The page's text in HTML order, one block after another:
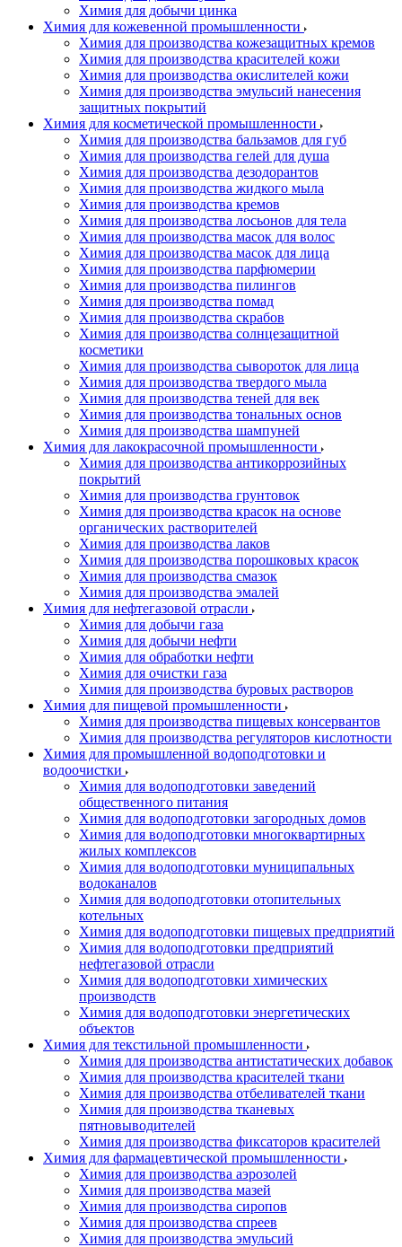
Химия для добычи цинка
Химия для кожевенной промышленности
Химия для производства кожезащитных кремов
Химия для производства красителей кожи
Химия для производства окислителей кожи
Химия для производства эмульсий нанесения
защитных покрытий
Химия для косметической промышленности
Химия для производства бальзамов для губ
Химия для производства гелей для душа
Химия для производства дезодорантов
Химия для производства жидкого мыла
Химия для производства кремов
Химия для производства лосьонов для тела
Химия для производства масок для волос
Химия для производства масок для лица
Химия для производства парфюмерии
Химия для производства пилингов
Химия для производства помад
Химия для производства скрабов
Химия для производства солнцезащитной
косметики
Химия для производства сывороток для лица
Химия для производства твердого мыла
Химия для производства теней для век
Химия для производства тональных основ
Химия для производства шампуней
Химия для лакокрасочной промышленности
Химия для производства антикоррозийных
покрытий
Химия для производства грунтовок
Химия для производства красок на основе
органических растворителей
Химия для производства лаков
Химия для производства порошковых красок
Химия для производства смазок
Химия для производства эмалей
Химия для нефтегазовой отрасли
Химия для добычи газа
Химия для добычи нефти
Химия для обработки нефти
Химия для очистки газа
Химия для производства буровых растворов
Химия для пищевой промышленности
Химия для производства пищевых консервантов
Химия для производства регуляторов кислотности
Химия для промышленной водоподготовки и
водоочистки
Химия для водоподготовки заведений
общественного питания
Химия для водоподготовки загородных домов
Химия для водоподготовки многоквартирных
жилых комплексов
Химия для водоподготовки муниципальных
водоканалов
Химия для водоподготовки отопительных
котельных
Химия для водоподготовки пищевых предприятий
Химия для водоподготовки предприятий
нефтегазовой отрасли
Химия для водоподготовки химических
производств
Химия для водоподготовки энергетических
объектов
Химия для текстильной промышленности
Химия для производства антистатических добавок
Химия для производства красителей ткани
Химия для производства отбеливателей ткани
Химия для производства тканевых
пятновыводителей
Химия для производства фиксаторов красителей
Химия для фармацевтической промышленности
Химия для производства аэрозолей
Химия для производства мазей
Химия для производства сиропов
Химия для производства спреев
Химия для производства эмульсий